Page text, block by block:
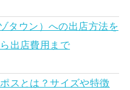
タウン）への出店方法を
出店費用まで
スとは？サイズや特徴